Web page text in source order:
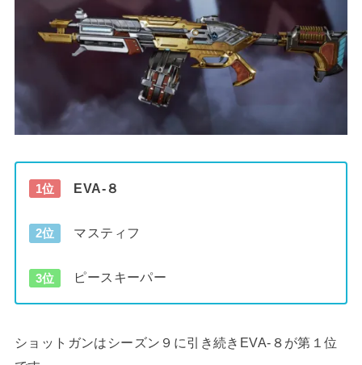
1位 EVA-８
2位 マスティフ
3位 ピースキーパー
ショットガンはシーズン９に引き続きEVA-８が第１位